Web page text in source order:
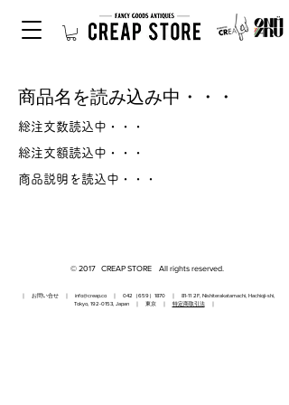
商品名を読み込み中・・・
総注文数読込中・・・
総注文額読込中・・・
商品説明を読込中・・・
© 2017 CREAP STORE All rights reserved.
｜ お問い合せ ｜ info@creap.co｜ 042（659）1870 ｜ 81-11 2F, Nishiterakatamachi, Hachioji-shi,
Tokyo, 192-0153, Japan ｜ 東京 ｜ 特定商取引法｜